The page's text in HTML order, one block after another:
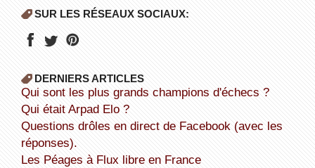
SUR LES RÉSEAUX SOCIAUX:
DERNIERS ARTICLES
Qui sont les plus grands champions d'échecs ?
Qui était Arpad Elo ?
Questions drôles en direct de Facebook (avec les
réponses).
Les Péages à Flux libre en France